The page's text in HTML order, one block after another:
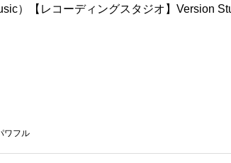
）【レコーディングスタジオ】Version
ワフル